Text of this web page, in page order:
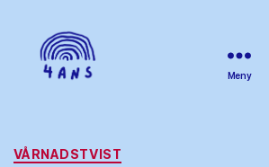
Meny
Kategorier
VÅRNADSTVIST